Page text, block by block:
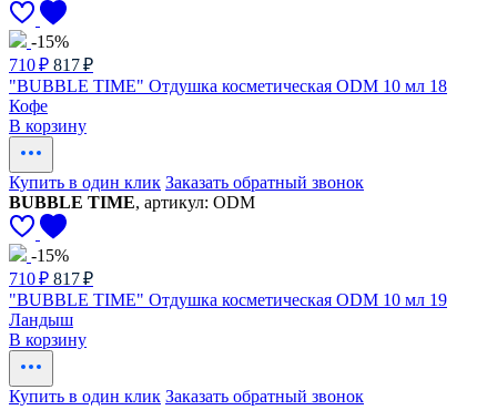
-15%
710 ₽ 817 ₽
"BUBBLE TIME" Отдушка косметическая ODM 10 мл 18
Кофе
В корзину
Купить в один клик Заказать обратный звонок
BUBBLE TIME, артикул: ODM
-15%
710 ₽ 817 ₽
"BUBBLE TIME" Отдушка косметическая ODM 10 мл 19
Ландыш
В корзину
Купить в один клик Заказать обратный звонок